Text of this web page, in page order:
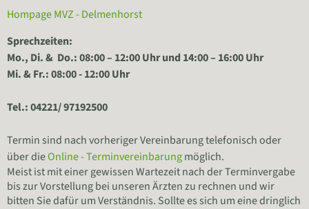
Hompage MVZ - Delmenhorst
Sprechzeiten:
Mo., Di. & Do.: 08:00 – 12:00 Uhr und 14:00 – 16:00 Uhr
Mi. & Fr.: 08:00 - 12:00 Uhr
Tel.: 04221/ 97192500
Termin sind nach vorheriger Vereinbarung telefonisch oder
über dieOnline - Terminvereinbarungmöglich.
Meist ist mit einer gewissen Wartezeit nach der Terminvergabe
bis zur Vorstellung bei unseren Ärzten zu rechnen und wir
bitten Sie dafür um Verständnis. Sollte es sich um eine dringlich